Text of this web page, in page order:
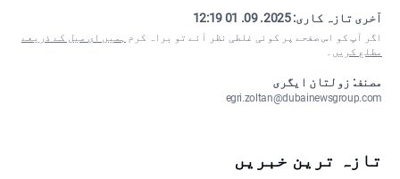
آخری تازہ کاری:2025. 09. 01 12:19
اگر آپ کو اس صفحے پر کوئی غلطی نظر آئے تو براہ کرم ہمیں ای میل کے ذریعے
مطلع کریں ۔
مصنف: زولتان ایگری
egri.zoltan@dubainewsgroup.com
تازہ ترین خبریں